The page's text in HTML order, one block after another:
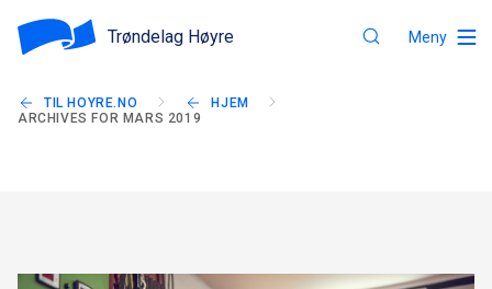
Trøndelag Høyre Meny
TIL HOYRE.NO
HJEM
ARCHIVES FOR MARS 2019